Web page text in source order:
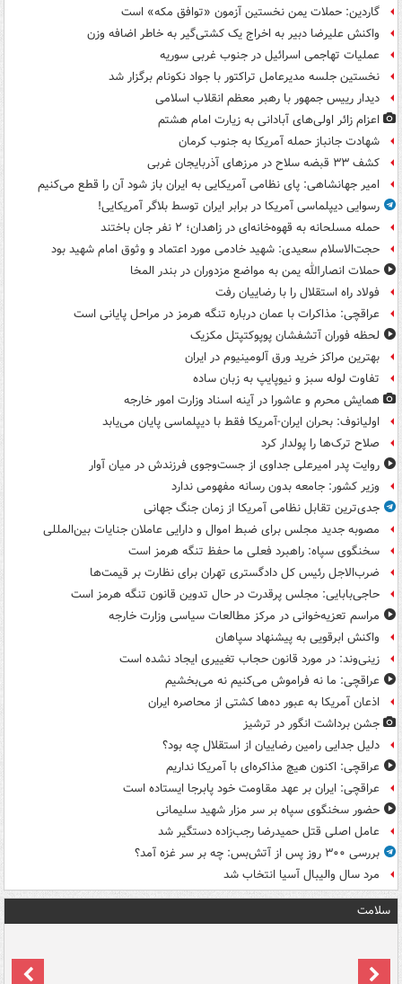
گاردین: حملات یمن نخستین آزمون «توافق مکه» است
واکنش علیرضا دبیر به اخراج یک کشتی‌گیر به خاطر اضافه وزن
عملیات تهاجمی اسرائیل در جنوب غربی سوریه
نخستین جلسه مدیرعامل تراکتور با جواد نکونام برگزار شد
دیدار رییس جمهور با رهبر معظم انقلاب اسلامی
اعزام زائر اولی‌های آبادانی به زیارت امام هشتم
شهادت جانباز حمله آمریکا به جنوب کرمان
کشف ۳۳ قبضه سلاح در مرزهای آذربایجان غربی
امیر جهانشاهی: پای نظامی آمریکایی به ایران باز شود آن را قطع می‌کنیم
رسوایی دیپلماسی آمریکا در برابر ایران توسط بلاگر آمریکایی!
حمله مسلحانه به قهوه‌خانه‌ای در زاهدان؛ ۲ نفر جان باختند
حجت‌الاسلام سعیدی: شهید خادمی مورد اعتماد و وثوق امام شهید بود
حملات انصارالله یمن به مواضع مزدوران در بندر المخا
فولاد راه استقلال را با رضاییان رفت
عراقچی: مذاکرات با عمان درباره تنگه هرمز در مراحل پایانی است
لحظه فوران آتشفشان پوپوکتپتل مکزیک
بهترین مراکز خرید ورق آلومینیوم در ایران
تفاوت لوله سبز و نیوپایپ به زبان ساده
همایش محرم و عاشورا در آینه اسناد وزارت امور خارجه
اولیانوف: بحران ایران-آمریکا فقط با دیپلماسی پایان می‌یابد
صلاح ترک‌ها را پولدار کرد
روایت پدر امیرعلی جداوی از جست‌وجوی فرزندش در میان آوار
وزیر کشور: جامعه بدون رسانه مفهومی ندارد
جدی‌ترین تقابل نظامی آمریکا از زمان جنگ جهانی
مصوبه جدید مجلس برای ضبط اموال و دارایی عاملان جنایات بین‌المللی
سخنگوی سپاه: راهبرد فعلی ما حفظ تنگه هرمز است
ضرب‌الاجل رئیس کل دادگستری تهران برای نظارت بر قیمت‌ها
حاجی‌بابایی: مجلس پرقدرت در حال تدوین قانون تنگه هرمز است
مراسم تعزیه‌خوانی در مرکز مطالعات سیاسی وزارت خارجه
واکنش ابرقویی به پیشنهاد سپاهان
زینی‌وند: در مورد قانون حجاب تغییری ایجاد نشده است
عراقچی: ما نه فراموش می‌کنیم نه می‌بخشیم
اذعان آمریکا به عبور ده‌ها کشتی از محاصره ایران
جشن برداشت انگور در ترشیز
دلیل جدایی رامین رضاییان از استقلال چه بود؟
عراقچی: اکنون هیچ مذاکره‌ای با آمریکا نداریم
عراقچی: ایران بر عهد مقاومت خود پابرجا ایستاده است
حضور سخنگوی سپاه بر سر مزار شهید سلیمانی
عامل اصلی قتل حمیدرضا رجب‌زاده دستگیر شد
بررسی ۳۰۰ روز پس از آتش‌بس: چه بر سر غزه آمد؟
مرد سال والیبال آسیا انتخاب شد
سلامت